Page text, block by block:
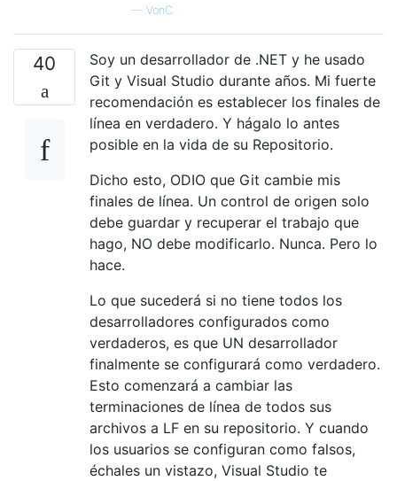
— VonC
40
Soy un desarrollador de .NET y he usado
Git y Visual Studio durante años. Mi fuerte
recomendación es establecer los finales de
línea en verdadero. Y hágalo lo antes
posible en la vida de su Repositorio.
Dicho esto, ODIO que Git cambie mis
finales de línea. Un control de origen solo
debe guardar y recuperar el trabajo que
hago, NO debe modificarlo. Nunca. Pero lo
hace.
Lo que sucederá si no tiene todos los
desarrolladores configurados como
verdaderos, es que UN desarrollador
finalmente se configurará como verdadero.
Esto comenzará a cambiar las
terminaciones de línea de todos sus
archivos a LF en su repositorio. Y cuando
los usuarios se configuran como falsos,
échales un vistazo, Visual Studio te